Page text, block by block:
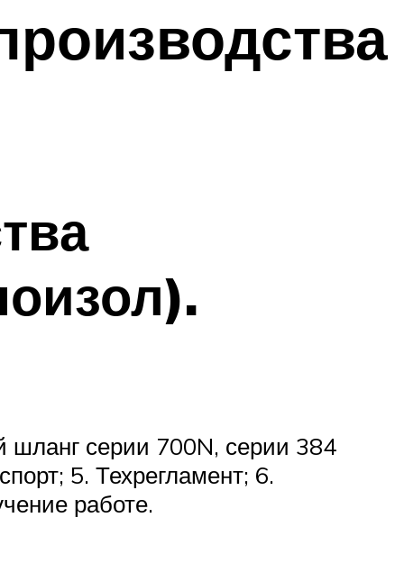
серии 700N, серии 384
5. Техрегламент; 6.
работе.